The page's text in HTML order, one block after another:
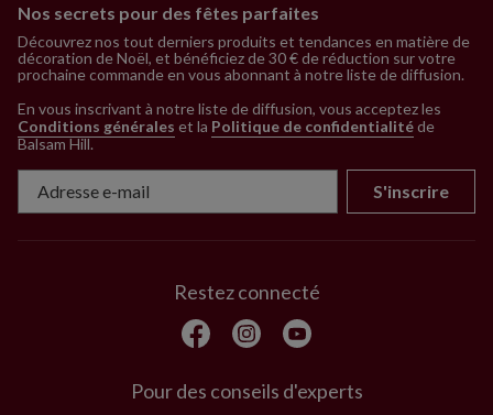
Nos secrets pour des fêtes parfaites
Découvrez nos tout derniers produits et tendances en matière de
décoration de Noël, et bénéficiez de 30 € de réduction sur votre
prochaine commande en vous abonnant à notre liste de diffusion.
En vous inscrivant à notre liste de diffusion, vous acceptez les
Conditions générales et la Politique de confidentialitéde
Balsam Hill.
S'inscrire
Restez connecté
Pour des conseils d'experts